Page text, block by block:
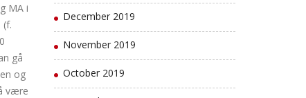
MA i
gå
og
være
December 2019
November 2019
October 2019